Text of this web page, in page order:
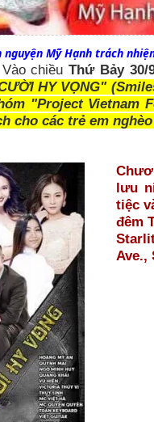
nguyện Mỹ Hạnh trách
chiềuThứ Bảy 30/
HY VỌNG"
"Project Vietnam
cho các trẻ em
lưu
tiệc
đêm
Ave.,